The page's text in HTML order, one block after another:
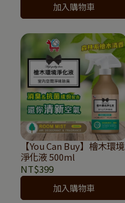
加入購物車
【You Can Buy】檜木環境
淨化液 500ml
NT$399
加入購物車